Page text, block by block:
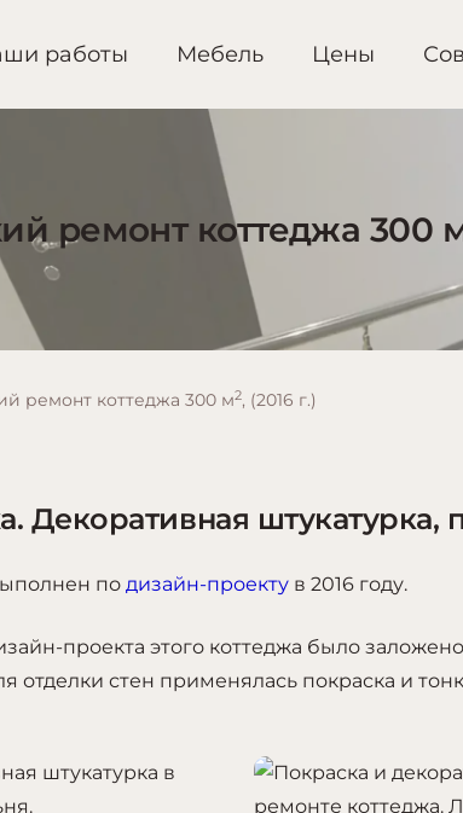
работы Мебель Цены
ремонт коттеджа 300
ремонт коттеджа 300 м2, (2016 г.)
Декоративная штукатурка,
по дизайн-проекту в 2016 году.
проекта этого коттеджа было
стен применялась покраска и